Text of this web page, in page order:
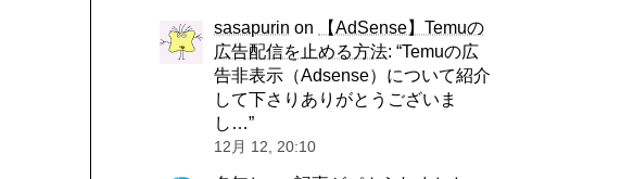
sasapurin on
【AdSense】Temuの
広告配信を止める方法: “Temuの広
告非表示（Adsense）について紹介
して下さりありがとうございま
し…”
12月 12, 20:10